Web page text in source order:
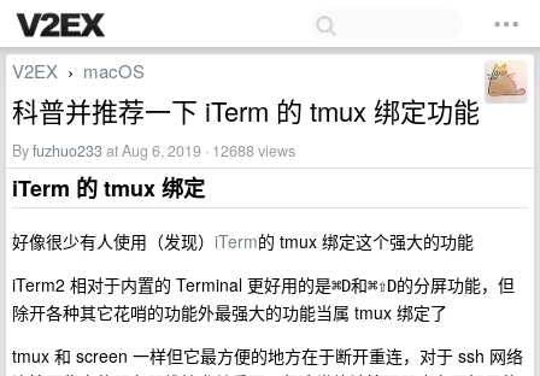
V2EX › macOS
科普并推荐一下 iTerm 的 tmux 绑定功能
Byfuzhuo233at Aug 6, 2019 · 12688 views
iTerm 的 tmux 绑定
好像很少有人使用（发现） iTerm的 tmux 绑定这个强大的功能
iTerm2 相对于内置的 Terminal 更好用的是⌘D和⌘⇧D的分屏功能，但
除开各种其它花哨的功能外最强大的功能当属 tmux 绑定了
tmux 和 screen 一样但它最方便的地方在于断开重连，对于 ssh 网络